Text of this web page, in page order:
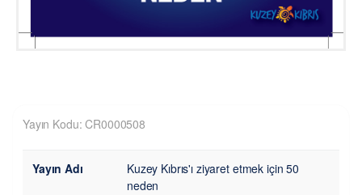
Yayın Kodu: CR0000508
Yayın Adı
Kuzey Kıbrıs'ı ziyaret etmek için 50
neden